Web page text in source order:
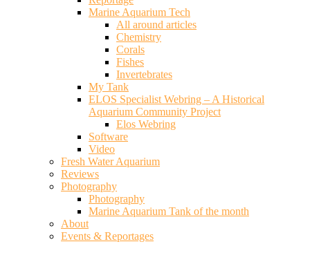
Marine Aquarium Tech
All around articles
Chemistry
Corals
Fishes
Invertebrates
My Tank
ELOS Specialist Webring – A Historical
Aquarium Community Project
Elos Webring
Software
Video
Fresh Water Aquarium
Reviews
Photography
Photography
Marine Aquarium Tank of the month
About
Events & Reportages